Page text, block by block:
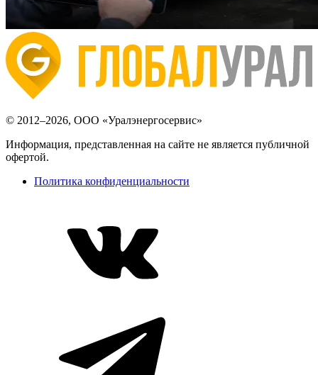
© 2012–2026, ООО «Уралэнергосервис»
Информация, представленная на сайте не является публичной
офертой.
Политика конфиденциальности